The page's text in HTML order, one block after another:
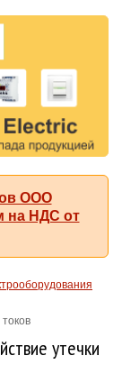
ООО
на НДС от
утечки